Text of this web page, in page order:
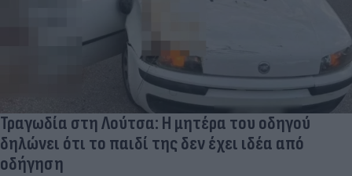
Τραγωδία στη Λούτσα: Η μητέρα του οδηγού
δηλώνει ότι το παιδί της δεν έχει ιδέα από
οδήγηση